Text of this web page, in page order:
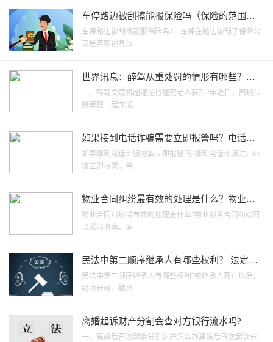
车停路边被刮擦能报保险吗（保险的范围有
哪些）-焦点速讯
车停路边被刮擦能报保险吗1、车停在路边被刮了保险公
司是否赔视具体
世界讯息：醉驾从重处罚的情形有哪些？中
华人民共和国刑法第一百三十三条规定内容
是什么？
一、醉驾女司机超速逆行撞死老人获刑2年近日，西城法
院审理一起交通
如果接到电话诈骗需要立即报警吗？电话诈
骗怎么知道个人信息的？-热讯
如果接到电话诈骗需要立即报警吗?接到电话诈骗时，应
该立即报警。电
物业合同纠纷最有效的处理是什么？物业合
同纠纷的判决书有效吗？
物业合同纠纷最有效的处理是什么?物业服务合同纠纷可
以采取协商、调
民法中第二顺序继承人有哪些权利？ 法定继
承人能看遗嘱吗？
民法中第二顺序继承人有哪些权利?被继承人死亡以后，
继承开始，继承
离婚起诉财产分割会查对方银行流水吗?
一、离婚后再次起诉分割财产怎么办离婚后再次起诉分